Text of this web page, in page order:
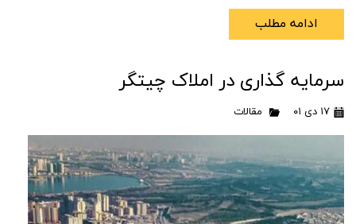
ادامه مطلب
سرمایه گذاری در املاک چیتگر
۱۷ دی ۰۱ مقالات